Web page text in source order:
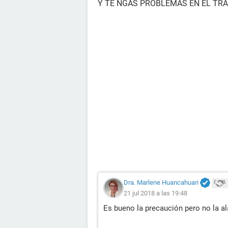
Y TE NGAS PROBLEMAS EN EL
Dra. Marlene Huancahuari
21 jul 2018 a las 19:48
Es bueno la precaución pero no la